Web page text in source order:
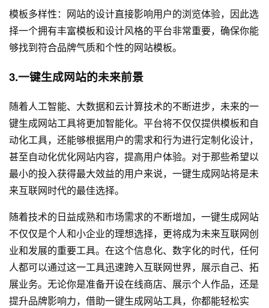
模板多样性：网站的设计直接影响用户的浏览体验，因此选
择一个拥有丰富模板和设计风格的平台非常重要，确保你能
够找到符合品牌气质和个性的网站模板。
3.一键生成网站的未来前景
随着人工智能、大数据和云计算技术的不断进步，未来的一
键生成网站工具将更加智能化。平台将不仅仅提供模板和自
动化工具，还能够根据用户的需求和行为进行定制化设计，
甚至自动化优化网站内容，提高用户体验。对于那些希望以
最小的投入获得最大效益的用户来说，一键生成网站将是未
来互联网时代的最佳选择。
随着技术的日益成熟和市场需求的不断增加，一键生成网站
不仅仅是个人和小企业的理想选择，更将成为未来互联网创
业和发展的重要工具。在这个信息化、数字化的时代，任何
人都可以通过这一工具迅速跨入互联网世界，展示自己、拓
展业务。无论你是准备开设在线商店、展示个人作品，还是
提升品牌影响力，借助一键生成网站工具，你都能轻松实